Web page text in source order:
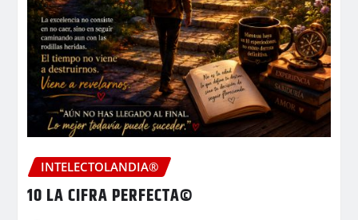
INTELECTOLANDIA®
10 LA CIFRA PERFECTA©